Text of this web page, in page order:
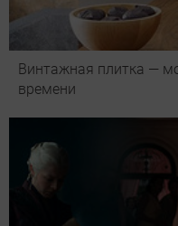
Винтажная плитка —
времени